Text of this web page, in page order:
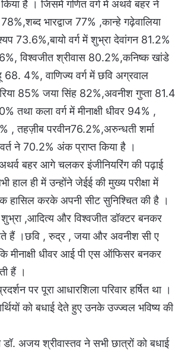
किया है । जिसमें गणित वर्ग में अथर्व बहर ने
भारद्वाज 77% ,कान्हे गढ़ेवालिया
73.6%,बायो वर्ग में शुभ्रा देवांगन 81.2%
विश्वजीत श्रीवास 80.2%,कनिष्क खांडे
4%, वाणिज्य वर्ग में छवि अग्रवाल
85% जया सिंह 82%,अवनीश गुप्ता 81.4
तथा कला वर्ग में मीनाक्षी धीवर 94% ,
, तहज़ीब परवीन76.2%,अरुन्धती शर्मा
ने 70.2% अंक प्राप्त किया है ।
बहर आगे चलकर इंजीनियरिंग की पढ़ाई
हाल ही में उन्होंने जेईई की मुख्य परीक्षा में
हासिल करके अपनी सीट सुनिश्चित की है ।
शुभ्रा ,आदित्य और विश्वजीत डॉक्टर बनकर
हैं ।छवि , रुद्र , जया और अवनीश सी ए
मीनाक्षी धीवर आई पी एस ऑफिसर बनकर
हैं ।
पर पूरा आधारशिला परिवार हर्षित था ।
को बधाई देते हुए उनके उज्ज्वल भविष्य की
अजय श्रीवास्तव ने सभी छात्रों को बधाई